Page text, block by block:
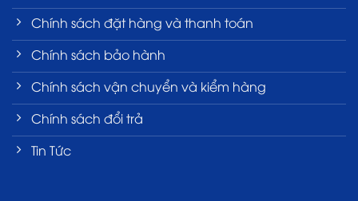
Chính sách đặt hàng và thanh toán
Chính sách bảo hành
Chính sách vận chuyển và kiểm hàng
Chính sách đổi trả
Tin Tức